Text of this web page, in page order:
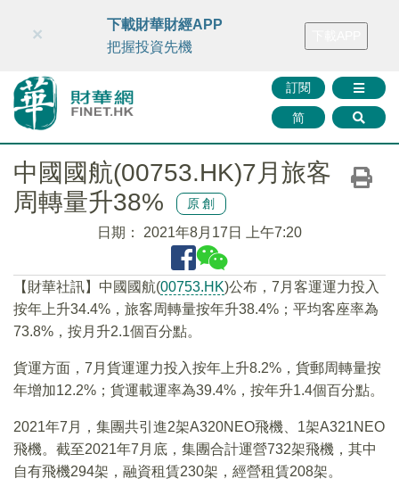
財華智庫網 FINTV FINMETA 財華證券 媒體矩陣
訂閱
简
×
下載財華財經APP
把握投資先機
中國國航(00753.HK)7月旅客
周轉量升38%
原創
日期： 2021年8月17日 上午7:20
【財華社訊】中國國航(00753.HK)公布，7月客運運力投入
按年上升34.4%，旅客周轉量按年升38.4%；平均客座率為
73.8%，按月升2.1個百分點。
貨運方面，7月貨運運力投入按年上升8.2%，貨郵周轉量按
年增加12.2%；貨運載運率為39.4%，按年升1.4個百分點。
2021年7月，集團共引進2架A320NEO飛機、1架A321NEO
飛機。截至2021年7月底，集團合計運營732架飛機，其中
自有飛機294架，融資租賃230架，經營租賃208架。